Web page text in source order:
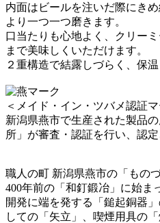
内面はビールを注いだ際にき
より一つ一つ磨きます。
口当たりも心地よく、クリー
まで美味しくいただけます。
２重構造で結露しづらく、保
＜メイド・イン・ツバメ認証マ
新潟県燕市で生産された製品
所」が審査・認証を行い、認定
職人の町 新潟県燕市の「ものづ
400年前の「和釘鍛冶」に始ま
開発に端を発する「鎚起銅器
しての「矢立」、喫煙用具の